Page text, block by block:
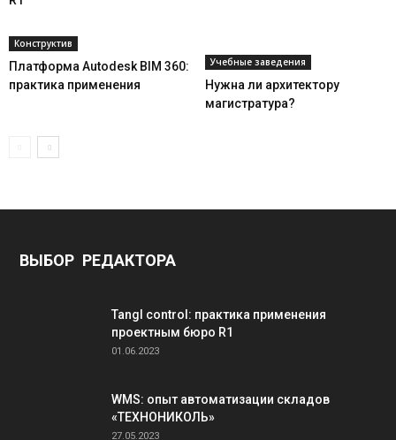
Конструктив
Платформа Autodesk BIM 360:
практика применения
Учебные заведения
Нужна ли архитектору
магистратура?
ВЫБОР РЕДАКТОРА
Tangl control: практика применения
проектным бюро R1
01.06.2023
WMS: опыт автоматизации складов
«ТЕХНОНИКОЛЬ»
27.05.2023